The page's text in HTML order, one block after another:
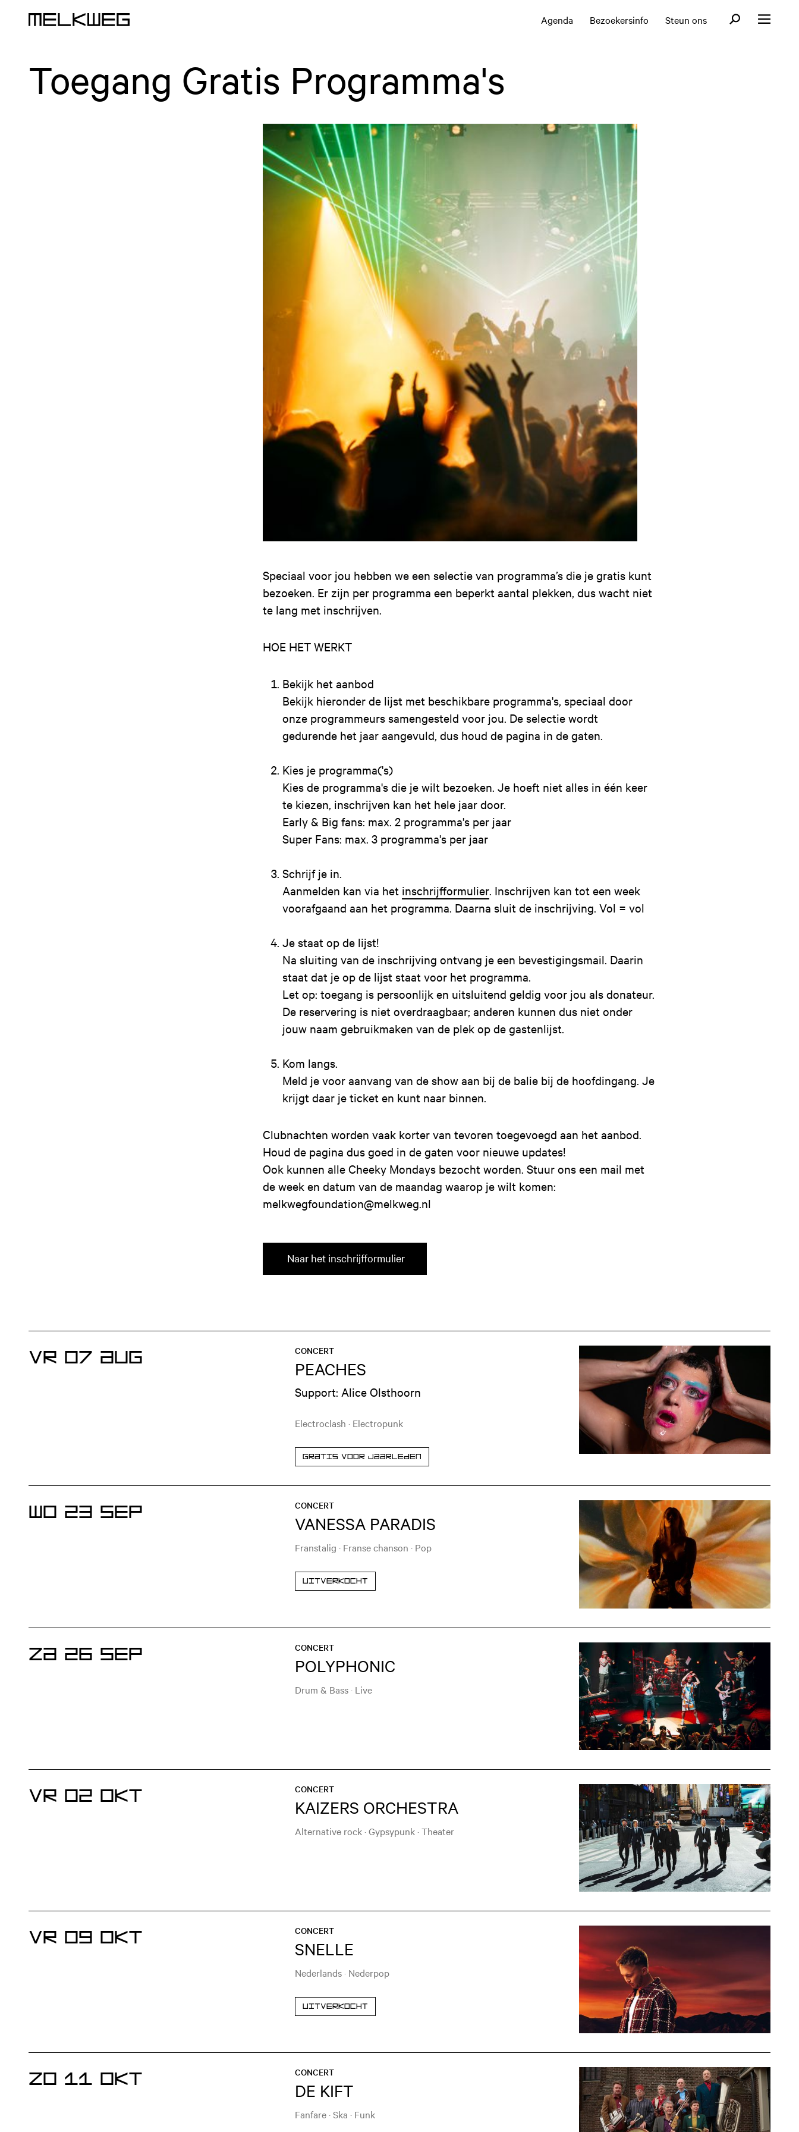
Agenda Bezoekersinfo Steun ons OpenOpen menu
Toegang Gratis Programma's
Speciaal voor jou hebben we een selectie van programma’s die je gratis kunt
bezoeken. Er zijn per programma een beperkt aantal plekken, dus wacht niet
te lang met inschrijven.
HOE HET WERKT
Bekijk het aanbod
Bekijk hieronder de lijst met beschikbare programma's, speciaal door
onze programmeurs samengesteld voor jou. De selectie wordt
gedurende het jaar aangevuld, dus houd de pagina in de gaten.
Kies je programma('s)
Kies de programma's die je wilt bezoeken. Je hoeft niet alles in één keer
te kiezen, inschrijven kan het hele jaar door.
Early & Big fans: max. 2 programma's per jaar
Super Fans: max. 3 programma's per jaar
Schrijf je in.
Aanmelden kan via het inschrijfformulier. Inschrijven kan tot een week
voorafgaand aan het programma. Daarna sluit de inschrijving. Vol = vol
Je staat op de lijst!
Na sluiting van de inschrijving ontvang je een bevestigingsmail. Daarin
staat dat je op de lijst staat voor het programma.
Let op: toegang is persoonlijk en uitsluitend geldig voor jou als donateur.
De reservering is niet overdraagbaar; anderen kunnen dus niet onder
jouw naam gebruikmaken van de plek op de gastenlijst.
Kom langs.
Meld je voor aanvang van de show aan bij de balie bij de hoofdingang. Je
krijgt daar je ticket en kunt naar binnen.
Clubnachten worden vaak korter van tevoren toegevoegd aan het aanbod.
Houd de pagina dus goed in de gaten voor nieuwe updates!
Ook kunnen alle Cheeky Mondays bezocht worden. Stuur ons een mail met
de week en datum van de maandag waarop je wilt komen:
melkwegfoundation@melkweg.nl
Naar het inschrijfformulier
VR 07 AUG CONCERT
PEACHES
Support: Alice Olsthoorn
Electroclash · Electropunk
Gratis voor jaarleden
WO 23 SEP CONCERT
VANESSA PARADIS
Franstalig · Franse chanson · Pop
Uitverkocht
ZA 26 SEP CONCERT
POLYPHONIC
Drum & Bass· Live
VR 02 OKT CONCERT
KAIZERS ORCHESTRA
Alternative rock·Gypsypunk·Theater
VR 09 OKT CONCERT
SNELLE
Nederlands· Nederpop
Uitverkocht
ZO 11 OKT CONCERT
DE KIFT
Fanfare·Ska · Funk